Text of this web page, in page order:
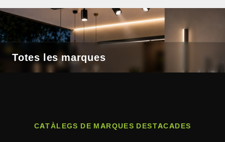
Totes les marques
CATÀLEGS DE MARQUES DESTACADES